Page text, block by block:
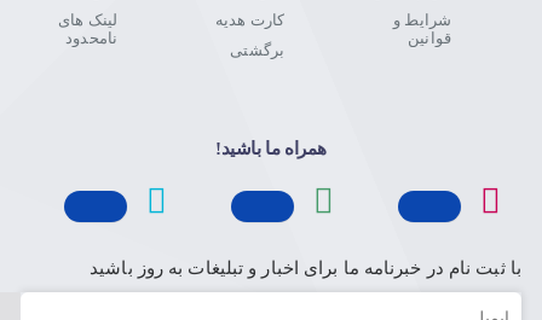
شرایط و
قوانین
کارت هدیه
برگشتی
لینک های
نامحدود
همراه ما باشید!
با ثبت نام در خبرنامه ما برای اخبار و تبلیغات به روز باشید
ایمیل